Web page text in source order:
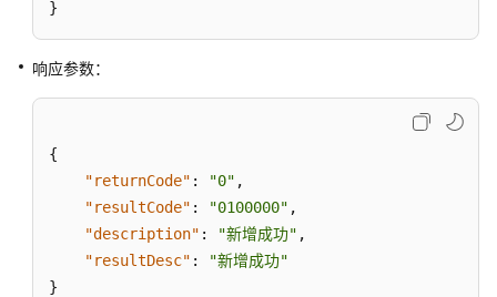
删
员
批
量
}
响应参数：
{
"returnCode" : "0" ,
"resultCode" : "0100000" ,
"description" : "新增成功" ,
"resultDesc" :
"新增成功"
}